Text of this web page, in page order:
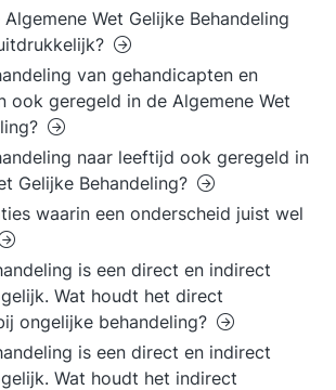
Wet Gelijke Behandeling
van gehandicapten en
ook geregeld in de Algemene Wet
naar leeftijd ook geregeld in
Gelijke Behandeling?
waarin een onderscheid juist wel
is een direct en indirect
Wat houdt het direct
ongelijke behandeling?
is een direct en indirect
Wat houdt het indirect